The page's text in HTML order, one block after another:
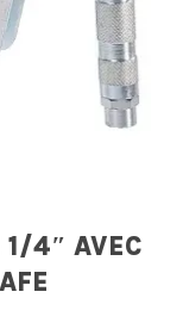
1/4″ AVEC